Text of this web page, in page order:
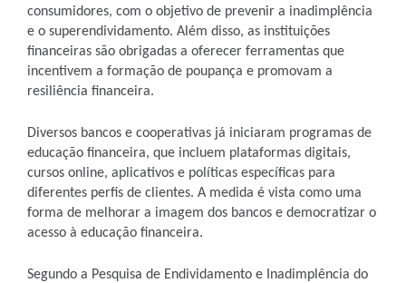
consumidores, com o objetivo de prevenir a inadimplência
e o superendividamento. Além disso, as instituições
financeiras são obrigadas a oferecer ferramentas que
incentivem a formação de poupança e promovam a
resiliência financeira.
Diversos bancos e cooperativas já iniciaram programas de
educação financeira, que incluem plataformas digitais,
cursos online, aplicativos e políticas específicas para
diferentes perfis de clientes. A medida é vista como uma
forma de melhorar a imagem dos bancos e democratizar o
acesso à educação financeira.
Segundo a Pesquisa de Endividamento e Inadimplência do